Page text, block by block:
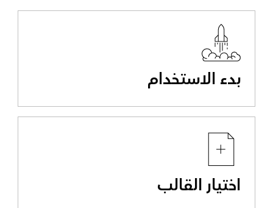
بدء الاستخدام
اختيار القالب